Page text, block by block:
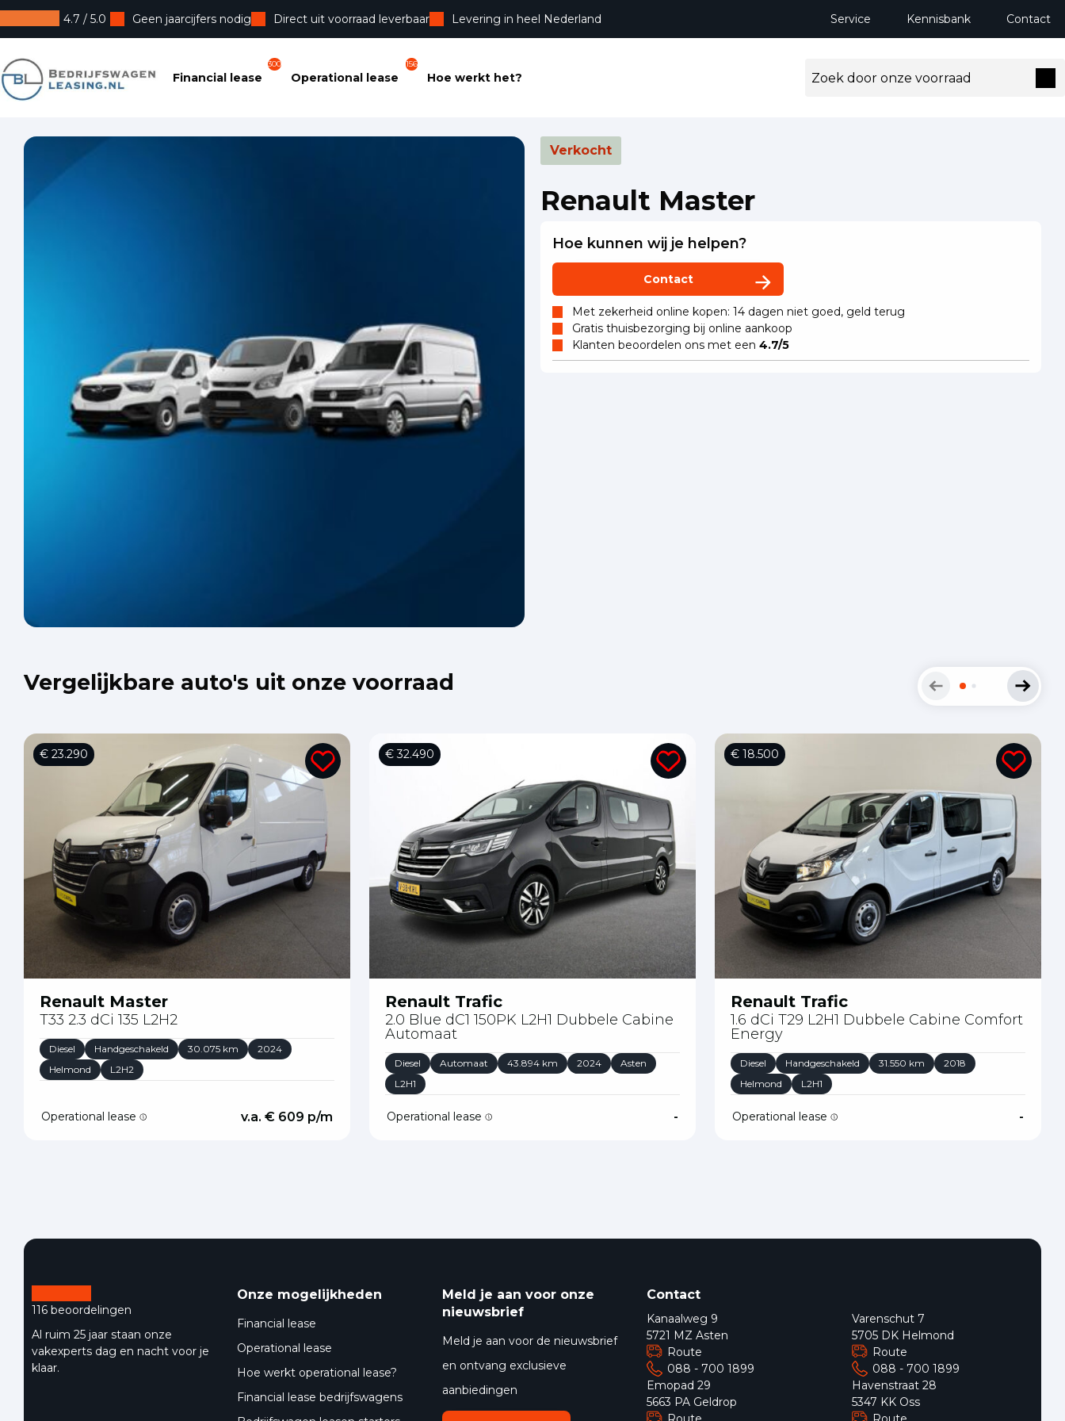
4.7 / 5.0 Geen jaarcijfers nodig Direct uit voorraad leverbaar Levering in heel Nederland Service Kennisbank Contact
Bedrijfswagenleasing
Financial lease
300
Operational lease
156
Hoe werkt het?
Verkocht
Renault Master
Hoe kunnen wij je helpen?
Contact
Met zekerheid online kopen: 14 dagen niet goed, geld terug
Gratis thuisbezorging bij online aankoop
Klanten beoordelen ons met een 4.7/5
Vergelijkbare auto's uit onze voorraad
€ 23.290
Renault Master
T33 2.3 dCi 135 L2H2
Diesel Handgeschakeld 30.075 km
2024
Helmond
L2H2
Operational lease v.a. € 609 p/m
€ 32.490
Renault Trafic
2.0 Blue dC1 150PK L2H1 Dubbele Cabine
Automaat
Diesel Automaat 43.894 km 2024
Asten
L2H1
Operational lease -
€ 18.500
Renault Trafic
1.6 dCi T29 L2H1 Dubbele Cabine Comfort
Energy
Diesel Handgeschakeld 31.550 km
2018
Helmond
L2H1
Operational lease -
116 beoordelingen
Al ruim 25 jaar staan onze
vakexperts dag en nacht voor je
klaar.
Onze mogelijkheden
Financial lease
Operational lease
Hoe werkt operational lease?
Financial lease bedrijfswagens
Meld je aan voor onze
nieuwsbrief
Meld je aan voor de nieuwsbrief
en ontvang exclusieve
aanbiedingen
Contact
Kanaalweg 9
5721 MZ Asten
Route
088 - 700 1899
Emopad 29
5663 PA Geldrop
Varenschut 7
5705 DK Helmond
Route
088 - 700 1899
Havenstraat 28
5347 KK Oss